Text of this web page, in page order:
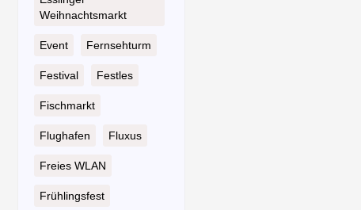
Weihnachtsmarkt
Event Fernsehturm
Festival Festles
Fischmarkt
Flughafen Fluxus
Freies WLAN
Frühlingsfest